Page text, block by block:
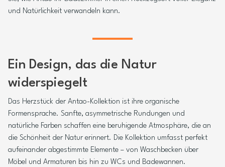
und Natürlichkeit verwandeln kann.
Ein Design, das die Natur
widerspiegelt
Das Herzstück der Antao-Kollektion ist ihre organische
Formensprache. Sanfte, asymmetrische Rundungen und
natürliche Farben schaffen eine beruhigende Atmosphäre, die an
die Schönheit der Natur erinnert. Die Kollektion umfasst perfekt
aufeinander abgestimmte Elemente – von Waschbecken über
Möbel und Armaturen bis hin zu WCs und Badewannen.